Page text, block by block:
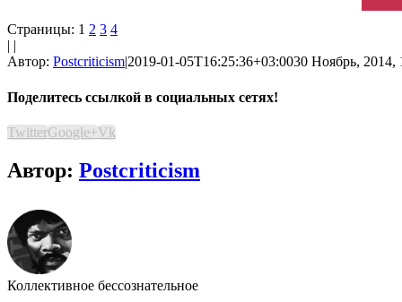
Страницы: 1 2 3 4
| |
Автор: Postcriticism|2019-01-05T16:25:36+03:0030 Ноябрь, 2014,
Поделитесь ссылкой в социальных сетях!
TwitterGoogle+Vk
Автор: Postcriticism
Коллективное бессознательное